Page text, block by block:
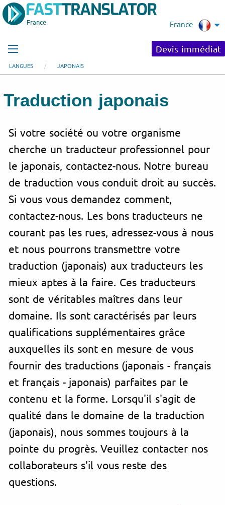
France France
Devis immédiat
LANGUES JAPONAIS
Traduction japonais
Si votre société ou votre organisme
cherche un traducteur professionnel pour
le japonais, contactez-nous. Notre bureau
de traduction vous conduit droit au succès.
Si vous vous demandez comment,
contactez-nous. Les bons traducteurs ne
courant pas les rues, adressez-vous à nous
et nous pourrons transmettre votre
traduction (japonais) aux traducteurs les
mieux aptes à la faire. Ces traducteurs
sont de véritables maîtres dans leur
domaine. Ils sont caractérisés par leurs
qualifications supplémentaires grâce
auxquelles ils sont en mesure de vous
fournir des traductions (japonais - français
et français - japonais) parfaites par le
contenu et la forme. Lorsqu'il s'agit de
qualité dans le domaine de la traduction
(japonais), nous sommes toujours à la
pointe du progrès. Veuillez contacter nos
collaborateurs s'il vous reste des
questions.